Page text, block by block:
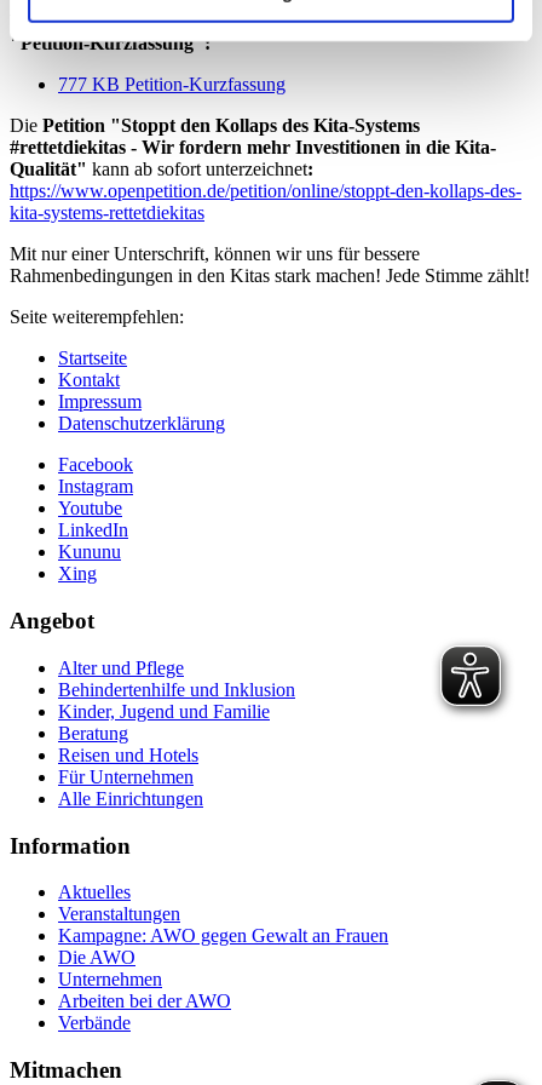
Weitere Hintergründe zur Petition finden Sieim Dokument
"Petition-Kurzfassung":
777 KB Petition-Kurzfassung
Die Petition "Stoppt den Kollaps des Kita-Systems
#rettetdiekitas - Wir fordern mehr Investitionen in die Kita-
Qualität" kann ab sofort unterzeichnet:
https://www.openpetition.de/petition/online/stoppt-den-kollaps-des-
kita-systems-rettetdiekitas
Mit nur einer Unterschrift, können wir uns für bessere
Rahmenbedingungen in den Kitas stark machen! Jede Stimme zählt!
Seite weiterempfehlen:
Startseite
Kontakt
Impressum
Datenschutzerklärung
Facebook
Instagram
Youtube
LinkedIn
Kununu
Xing
Angebot
Alter und Pflege
Behindertenhilfe und Inklusion
Kinder, Jugend und Familie
Beratung
Reisen und Hotels
Für Unternehmen
Alle Einrichtungen
Information
Aktuelles
Veranstaltungen
Kampagne: AWO gegen Gewalt an Frauen
Die AWO
Unternehmen
Arbeiten bei der AWO
Verbände
Mitmachen